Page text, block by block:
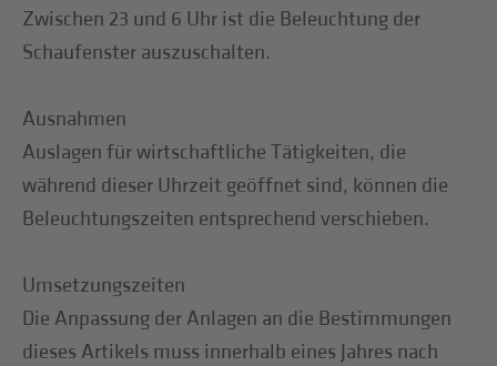
Zwischen 23 und 6 Uhr ist die Beleuchtung der
Schaufenster auszuschalten.
Ausnahmen
Auslagen für wirtschaftliche Tätigkeiten, die
während dieser Uhrzeit geöffnet sind, können die
Beleuchtungszeiten entsprechend verschieben.
Umsetzungszeiten
Die Anpassung der Anlagen an die Bestimmungen
dieses Artikels muss innerhalb eines Jahres nach